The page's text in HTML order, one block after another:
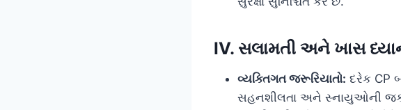
IV. સલામતી અને ખાસ
વ્યક્તિગત જરૂરિયાતો: દરેક CP
સહનશીલતા અને સ્નાયુઓની